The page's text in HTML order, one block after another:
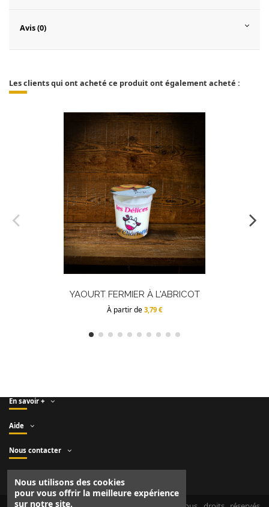
Avis (0)
Les clients qui ont acheté ce produit ont également acheté :
YAOURT FERMIER À L'ABRICOT
À partir de 3,79 €
En savoir +
Aide
Nous contacter
Nous utilisons des cookies
pour vous offrir la meilleure expérience
sur notre site.